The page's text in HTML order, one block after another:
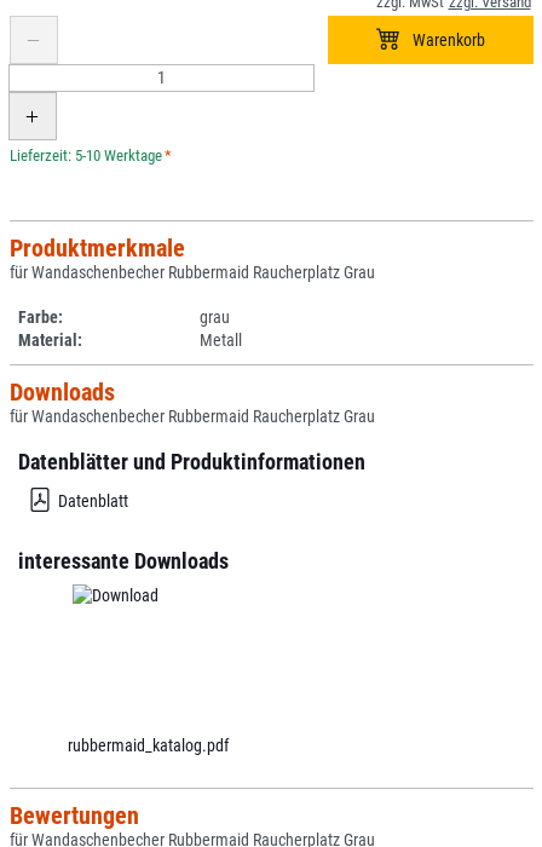
*
Produktmerkmale
für Wandaschenbecher Rubbermaid Raucherplatz Grau
Farbe:
grau
Material:
Metall
Downloads
für Wandaschenbecher Rubbermaid Raucherplatz Grau
Datenblätter und Produktinformationen
Datenblatt
interessante Downloads
rubbermaid_katalog.pdf
Bewertungen
für Wandaschenbecher Rubbermaid Raucherplatz Grau